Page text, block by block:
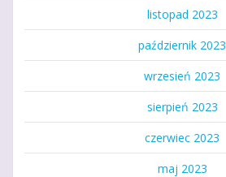
listopad 2023
październik 2023
wrzesień 2023
sierpień 2023
czerwiec 2023
maj 2023